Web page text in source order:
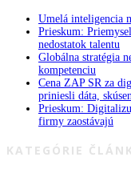
Umelá inteligencia
Prieskum:
nedostatok talentu
Globálna stratégia
kompetenciu
Cena ZAP SR za
priniesli dáta,
Prieskum:
firmy zaostávajú
KATEGÓRIE